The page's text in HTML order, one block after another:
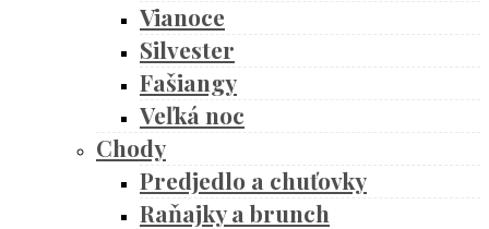
Vianoce
Silvester
Fašiangy
Veľká noc
Chody
Predjedlo a chuťovky
Raňajky a brunch